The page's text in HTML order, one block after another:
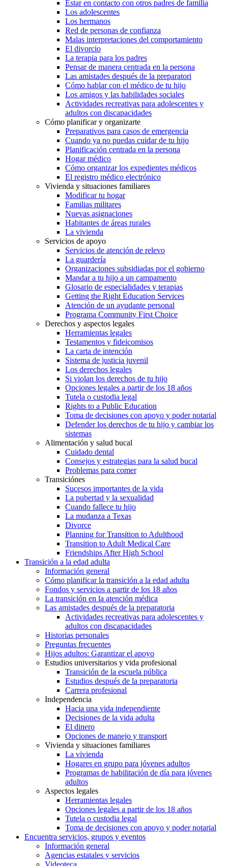
Estar en contacto con otros padres de familia
Los adolescentes
Los hermanos
Red de personas de confianza
Malas interpretaciones del comportamiento
El divorcio
La terapia para los padres
Pensar de manera centrada en la persona
Las amistades después de la preparatori
Cómo hablar con el médico de tu hijo
Los amigos y las habilidades sociales
Actividades recreativas para adolescentes y
adultos con discapacidades
Cómo planificar y organizarte
Preparativos para casos de emergencia
Cuando ya no puedas cuidar de tu hijo
Planificación centrada en la persona
Hogar médico
Cómo organizar los expedientes médicos
El registro médico electrónico
Vivienda y situaciones familiares
Modificar tu hogar
Familias militares
Nuevas asignaciones
Habitantes de áreas rurales
La vivienda
Servicios de apoyo
Servicios de atención de relevo
La guardería
Organizaciones subsidiadas por el gobierno
Mandar a tu hijo a un campamento
Glosario de especialidades y terapias
Getting the Right Education Services
Atención de un ayudante personal
Programa Community First Choice
Derechos y aspectos legales
Herramientas legales
Testamentos y fideicomisos
La carta de intención
Sistema de justicia juvenil
Los derechos legales
Si violan los derechos de tu hijo
Opciones legales a partir de los 18 años
Tutela o custodia legal
Rights to a Public Education
Toma de decisiones con apoyo y poder notarial
Defender los derechos de tu hijo y cambiar los
sistemas
Alimentación y salud bucal
Cuidado dental
Consejos y estrategias para la salud bucal
Problemas para comer
Transiciónes
Sucesos importantes de la vida
La pubertad y la sexualidad
Cuando fallece tu hijo
La mudanza a Texas
Divorce
Planning for Transition to Adulthood
Transition to Adult Medical Care
Friendships After High School
Transición a la edad adulta
Información general
Cómo planificar la transición a la edad adulta
Fondos y servicios a partir de los 18 años
La transición en la atención médica
Las amistades después de la preparatoria
Actividades recreativas para adolescentes y
adultos con discapacidades
Historias personales
Preguntas frecuentes
Hijos adultos: Garantizar el apoyo
Estudios universitarios y vida profesional
Transición de la escuela pública
Estudios después de la preparatoria
Carrera profesional
Independencia
Hacia una vida independiente
Decisiones de la vida adulta
El dinero
Opciones de manejo y transport
Vivienda y situaciones familiares
La vivienda
Hogares en grupo para jóvenes adultos
Programas de habilitación de día para jóvenes
adultos
Aspectos legales
Herramientas legales
Opciones legales a partir de los 18 años
Tutela o custodia legal
Toma de decisiones con apoyo y poder notarial
Encuentra servicios, grupos y eventos
Información general
Agencias estatales y servicios
Videoteca